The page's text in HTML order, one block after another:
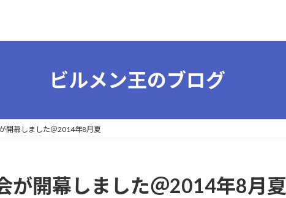
ビルメン王のブログ
開幕しました＠2014年8月夏
が開幕しました＠2014年8月夏